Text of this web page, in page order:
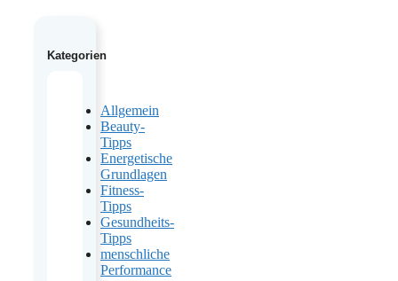
Kategorien
Allgemein
Beauty-
Tipps
Energetische
Grundlagen
Fitness-
Tipps
Gesundheits-
Tipps
menschliche
Performance